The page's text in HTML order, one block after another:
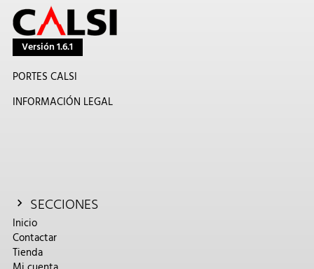
Versión 1.6.1
PORTES CALSI
INFORMACIÓN LEGAL
SECCIONES
Inicio
Contactar
Tienda